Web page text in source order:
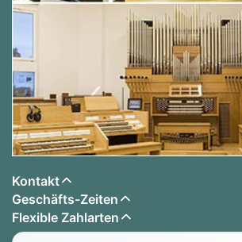
Kontakt
Geschäfts-Zeiten
Flexible Zahlarten